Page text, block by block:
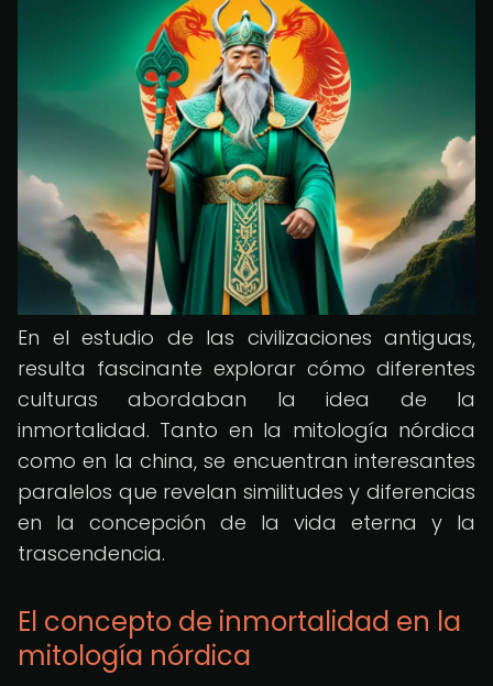
En el estudio de las civilizaciones antiguas,
resulta fascinante explorar cómo diferentes
culturas abordaban la idea de la
inmortalidad. Tanto en la mitología nórdica
como en la china, se encuentran interesantes
paralelos que revelan similitudes y diferencias
en la concepción de la vida eterna y la
trascendencia.
El concepto de inmortalidad en la
mitología nórdica